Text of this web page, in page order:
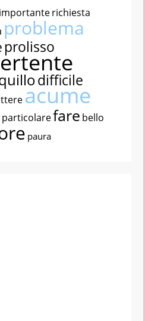
importanterichiesta
problema
prolisso
difficile
acume
particolarefare bello
paura